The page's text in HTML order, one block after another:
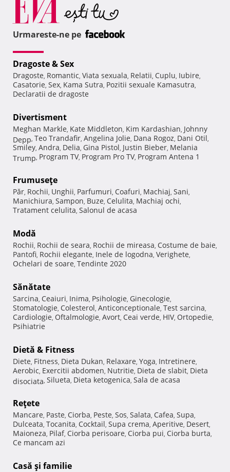
Urmareste-ne pe
Dragoste & Sex
Dragoste, Romantic, Viata sexuala, Relatii, Cuplu, Iubire,
Casatorie, Sex, Kama Sutra, Pozitii sexuale Kamasutra,
Declaratii de dragoste
Divertisment
Meghan Markle, Kate Middleton, Kim Kardashian, Johnny
Depp, Teo Trandafir, Angelina Jolie, Dana Rogoz, Dani Otil,
Smiley, Andra, Delia, Gina Pistol, Justin Bieber, Melania
Trump, Program TV, Program Pro TV, Program Antena 1
Frumuseţe
Păr, Rochii, Unghii, Parfumuri, Coafuri, Machiaj, Sani,
Manichiura, Sampon, Buze, Celulita, Machiaj ochi,
Tratament celulita, Salonul de acasa
Modă
Rochii, Rochii de seara, Rochii de mireasa, Costume de baie,
Pantofi, Rochii elegante, Inele de logodna, Verighete,
Ochelari de soare, Tendinte 2020
Sănătate
Sarcina, Ceaiuri, Inima, Psihologie, Ginecologie,
Stomatologie, Colesterol, Anticonceptionale, Test sarcina,
Cardiologie, Oftalmologie, Avort, Ceai verde, HIV, Ortopedie,
Psihiatrie
Dietă & Fitness
Diete, Fitness, Dieta Dukan, Relaxare, Yoga, Intretinere,
Aerobic, Exercitii abdomen, Nutritie, Dieta de slabit, Dieta
disociata, Silueta, Dieta ketogenica, Sala de acasa
Reţete
Mancare, Paste, Ciorba, Peste, Sos, Salata, Cafea, Supa,
Dulceata, Tocanita, Cocktail, Supa crema, Aperitive, Desert,
Maioneza, Pilaf, Ciorba perisoare, Ciorba pui, Ciorba burta,
Ce mancam azi
Casă şi familie